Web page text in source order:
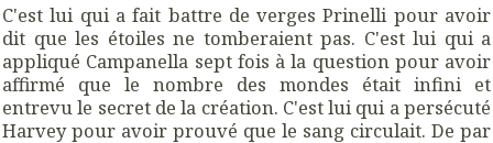
C'est lui qui a fait battre de verges Prinelli pour avoir
dit que les étoiles ne tomberaient pas. C'est lui qui a
appliqué Campanella sept fois à la question pour avoir
affirmé que le nombre des mondes était infini et
entrevu le secret de la création. C'est lui qui a persécuté
Harvey pour avoir prouvé que le sang circulait. De par